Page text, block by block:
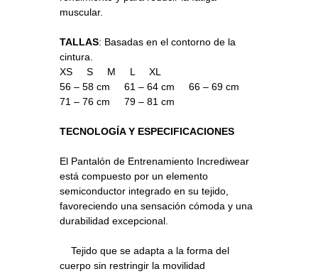
muscular.
TALLAS: Basadas en el contorno de la
cintura.
XS S M L XL
56 – 58 cm 61 – 64 cm 66 – 69 cm
71 – 76 cm 79 – 81 cm
TECNOLOGÍA Y ESPECIFICACIONES
El Pantalón de Entrenamiento Incrediwear
está compuesto por un elemento
semiconductor integrado en su tejido,
favoreciendo una sensación cómoda y una
durabilidad excepcional.
Tejido que se adapta a la forma del
cuerpo sin restringir la movilidad